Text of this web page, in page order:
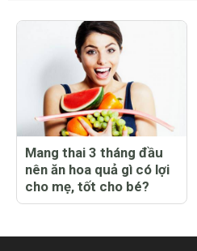
Mang thai 3 tháng đầu
nên ăn hoa quả gì có lợi
cho mẹ, tốt cho bé?